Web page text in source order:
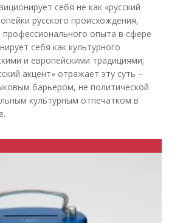
себя не как «русский
русского происхождения,
опыта в сфере
себя как культурного
и европейскими традициями;
акцент» отражает эту суть –
барьером, не политической
культурным отпечатком в